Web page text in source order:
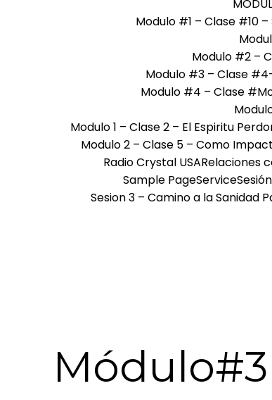
Modulo #1 – Clase #10
Modulo #2 –
Modulo #3 – Clase
Modulo #4 – Clase #
Modulo 1 – Clase 2 – El Espiritu
Modulo 2 – Clase 5 – Como
Radio Crystal USARelaciones
Sample PageService
Sesion 3 – Camino a la Sanidad
Módulo#3